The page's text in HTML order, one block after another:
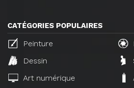
CATÉGORIES POPULAIRES
Peinture
Dessin
Art numérique